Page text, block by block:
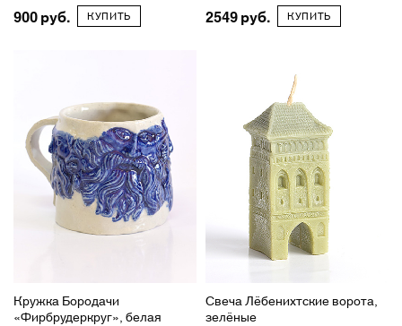
900 КУПИТЬ 2549 КУПИТЬ
Кружка Бородачи
«Фирбрудеркруг», белая
Свеча Лёбенихтские ворота,
зелёные